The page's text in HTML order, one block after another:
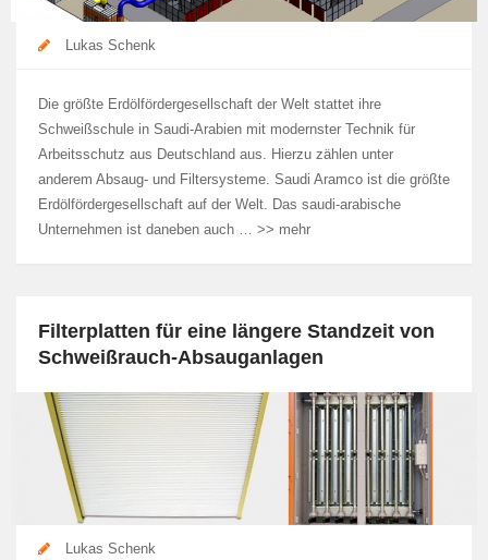
Lukas Schenk
Die größte Erdölfördergesellschaft der Welt stattet ihre
Schweißschule in Saudi-Arabien mit modernster Technik für
Arbeitsschutz aus Deutschland aus. Hierzu zählen unter
anderem Absaug- und Filtersysteme. Saudi Aramco ist die größte
Erdölfördergesellschaft auf der Welt. Das saudi-arabische
Unternehmen ist daneben auch … >> mehr
Filterplatten für eine längere Standzeit von
Schweißrauch-Absauganlagen
Lukas Schenk